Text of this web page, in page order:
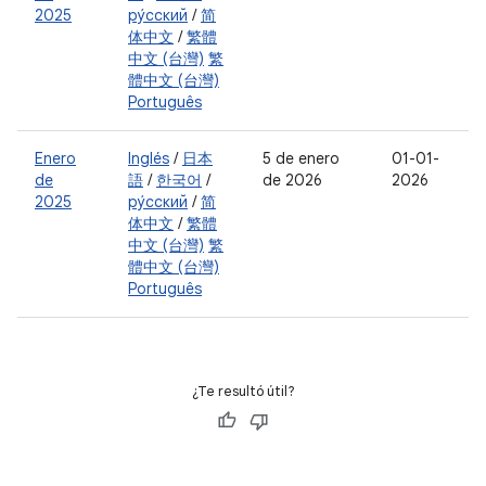
2025
ру́сский /简
体中文 /繁體
中文 (台灣) 繁
體中文 (台灣)
Português
Enero
de
2025
Inglés / 日本
語 / 한국어 /
ру́сский /简
体中文 /繁體
中文 (台灣) 繁
體中文 (台灣)
Português
5 de enero
de 2026
01-01-
2026
¿Te resultó útil?